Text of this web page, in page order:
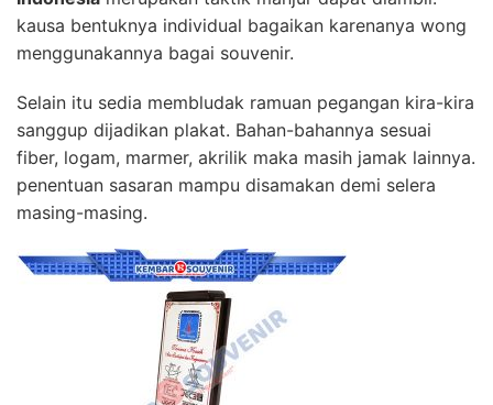
kausa bentuknya individual bagaikan karenanya wong
menggunakannya bagai souvenir.
Selain itu sedia membludak ramuan pegangan kira-kira
sanggup dijadikan plakat. Bahan-bahannya sesuai
fiber, logam, marmer, akrilik maka masih jamak lainnya.
penentuan sasaran mampu disamakan demi selera
masing-masing.